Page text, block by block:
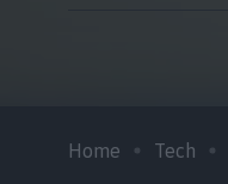
Home Tech